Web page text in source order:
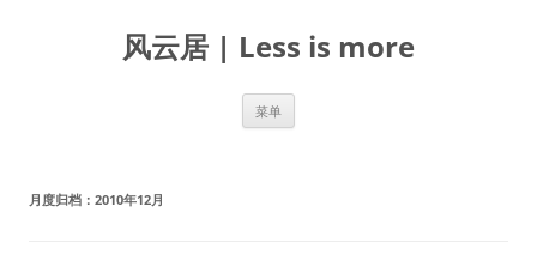
风云居 | Less is more
菜单
月度归档： 2010年12月